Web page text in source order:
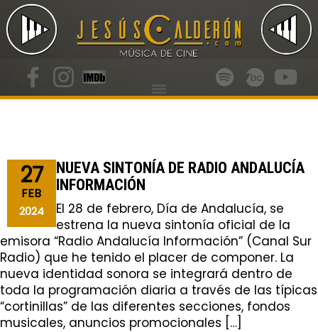
27
FEB
2024
NUEVA SINTONÍA DE RADIO ANDALUCÍA
INFORMACIÓN
El 28 de febrero, Día de Andalucía, se
estrena la nueva sintonía oficial de la
emisora “Radio Andalucía Información” (Canal Sur
Radio) que he tenido el placer de componer. La
nueva identidad sonora se integrará dentro de
toda la programación diaria a través de las típicas
“cortinillas” de las diferentes secciones, fondos
musicales, anuncios promocionales […]